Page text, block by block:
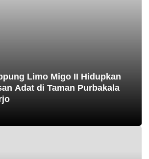
Limo Migo II Hidupkan
Adat di Taman Purbakala